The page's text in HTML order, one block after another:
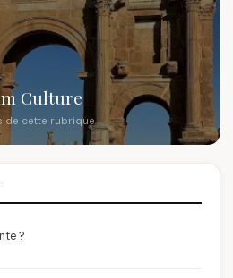
Culture
de cette rubrique
?